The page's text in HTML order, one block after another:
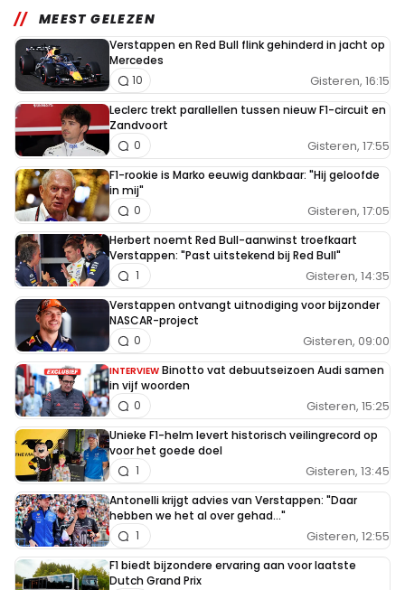
MEEST GELEZEN
Verstappen en Red Bull flink gehinderd in jacht op
Mercedes
Gisteren, 16:15
10
Leclerc trekt parallellen tussen nieuw F1-circuit en
Zandvoort
Gisteren, 17:55
0
F1-rookie is Marko eeuwig dankbaar: "Hij geloofde
in mij"
Gisteren, 17:05
0
Herbert noemt Red Bull-aanwinst troefkaart
Verstappen: "Past uitstekend bij Red Bull"
Gisteren, 14:35
1
Verstappen ontvangt uitnodiging voor bijzonder
NASCAR-project
Gisteren, 09:00
0
INTERVIEW Binotto vat debuutseizoen Audi samen
in vijf woorden
Gisteren, 15:25
0
Unieke F1-helm levert historisch veilingrecord op
voor het goede doel
Gisteren, 13:45
1
Antonelli krijgt advies van Verstappen: "Daar
hebben we het al over gehad..."
Gisteren, 12:55
1
F1 biedt bijzondere ervaring aan voor laatste
Dutch Grand Prix